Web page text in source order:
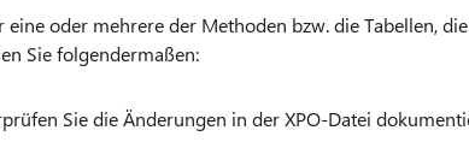
eine oder mehrere der Methoden bzw. die Tabellen,
Sie folgendermaßen:
Sie die Änderungen in der XPO-Datei